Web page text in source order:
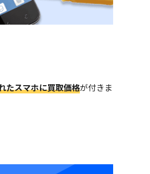
たスマホに買取価格が付きま